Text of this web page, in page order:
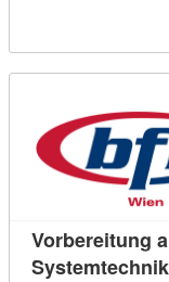
Vorbereitung
Systemtechnik